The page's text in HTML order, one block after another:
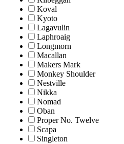
Koval
Kyoto
Lagavulin
Laphroaig
Longmorn
Macallan
Makers Mark
Monkey Shoulder
Nestville
Nikka
Nomad
Oban
Proper No. Twelve
Scapa
Singleton